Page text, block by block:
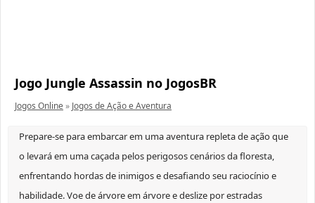
Jogo Jungle Assassin no JogosBR
Jogos Online» Jogos de Ação e Aventura
Prepare-se para embarcar em uma aventura repleta de ação que
o levará em uma caçada pelos perigosos cenários da floresta,
enfrentando hordas de inimigos e desafiando seu raciocínio e
habilidade. Voe de árvore em árvore e deslize por estradas